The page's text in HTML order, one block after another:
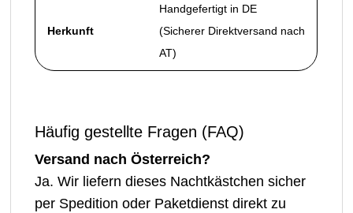
Herkunft
Handgefertigt in DE
(Sicherer Direktversand nach
AT)
Häufig gestellte Fragen (FAQ)
Versand nach Österreich?
Ja. Wir liefern dieses Nachtkästchen sicher
per Spedition oder Paketdienst direkt zu